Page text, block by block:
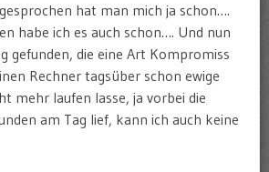
hat man mich ja schon….
habe ich es auch schon…. Und nun
gefunden, die eine Art Kompromiss
Rechner tagsüber schon ewige
mehr laufen lasse, ja vorbei die
am Tag lief, kann ich auch keine